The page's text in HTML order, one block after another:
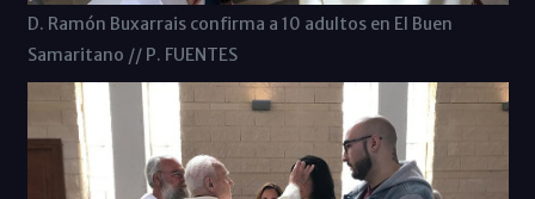
D. Ramón Buxarrais confirma a 10 adultos en El Buen
Samaritano // P. FUENTES